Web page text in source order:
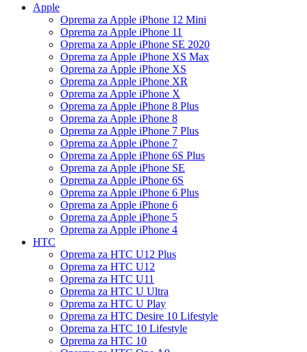
Apple
Oprema za Apple iPhone 12 Mini
Oprema za Apple iPhone 11
Oprema za Apple iPhone SE 2020
Oprema za Apple iPhone XS Max
Oprema za Apple iPhone XS
Oprema za Apple iPhone XR
Oprema za Apple iPhone X
Oprema za Apple iPhone 8 Plus
Oprema za Apple iPhone 8
Oprema za Apple iPhone 7 Plus
Oprema za Apple iPhone 7
Oprema za Apple iPhone 6S Plus
Oprema za Apple iPhone SE
Oprema za Apple iPhone 6S
Oprema za Apple iPhone 6 Plus
Oprema za Apple iPhone 6
Oprema za Apple iPhone 5
Oprema za Apple iPhone 4
HTC
Oprema za HTC U12 Plus
Oprema za HTC U12
Oprema za HTC U11
Oprema za HTC U Ultra
Oprema za HTC U Play
Oprema za HTC Desire 10 Lifestyle
Oprema za HTC 10 Lifestyle
Oprema za HTC 10